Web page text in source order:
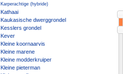
Karperachtige (hybride)
Kathaai
Kaukasische dwerggrondel
Kesslers grondel
Kever
Kleine koornaarvis
Kleine marene
Kleine modderkruiper
Kleine pieterman